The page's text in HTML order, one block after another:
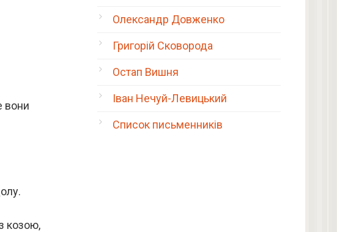
вони
козою,
Олександр Довженко
Григорій Сковорода
Остап Вишня
Іван Нечуй-Левицький
Список письменників